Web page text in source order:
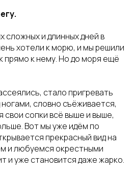
сложных и длинных дней в
хотели к морю, и мы решили
прямо к нему. Но до моря ещё
стало пригревать
словно съёживается,
свои сопки всё выше и выше,
Вот мы уже идём по
прекрасный вид на
и любуемся окрестными
и уже становится даже жарко.